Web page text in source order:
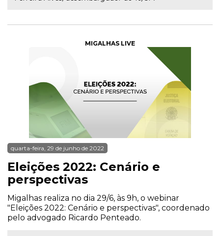
MIGALHAS LIVE
quarta-feira, 29 de junho de 2022
Eleições 2022: Cenário e
perspectivas
Migalhas realiza no dia 29/6, às 9h, o webinar
"Eleições 2022: Cenário e perspectivas", coordenado
pelo advogado Ricardo Penteado.